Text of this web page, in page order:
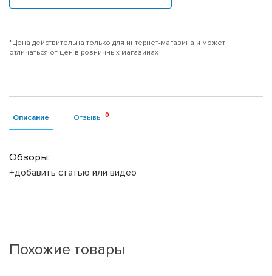
*Цена действительна только для интернет-магазина и может
отличаться от цен в розничных магазинах
Описание Отзывы
Обзоры:
+добавить статью или видео
Похожие товары